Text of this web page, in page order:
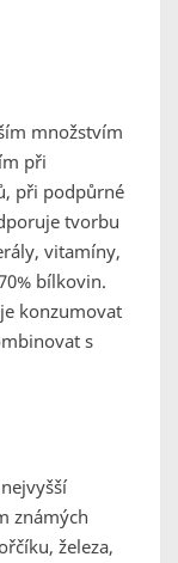
množstvím
při
při podpůrné
tvorbu
vitamíny,
bílkovin.
konzumovat
s
známých
železa,